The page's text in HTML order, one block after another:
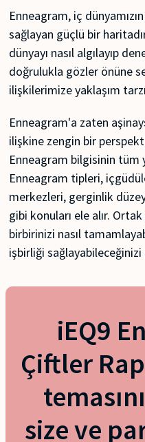
Enneagram, iç
sağlayan güçlü bir
dünyayı nasıl algılayıp
doğrulukla gözler önüne
ilişkilerimize yaklaşım
Enneagram'a zaten
ilişkine zengin bir
Enneagram bilgisinin
Enneagram tipleri,
merkezleri, gerginlik
gibi konuları ele alır.
birbirinizi nasıl
işbirliği
iEQ9
Çiftler
size ve